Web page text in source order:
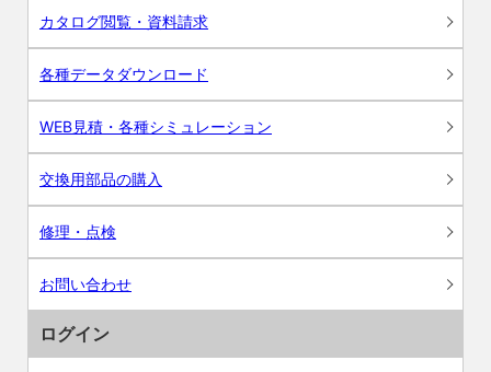
カタログ閲覧・資料請求
各種データダウンロード
WEB見積・各種シミュレーション
交換用部品の購入
修理・点検
お問い合わせ
ログイン